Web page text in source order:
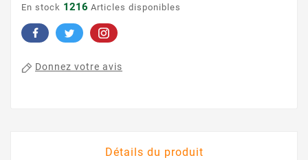
En stock 1216 Articles disponibles
Donnez votre avis
Détails du produit